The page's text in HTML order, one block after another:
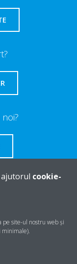
cookie-
pe site-ul nostru web și
minimale).